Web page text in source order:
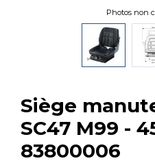
Siège
SC47 M99 -
83800006
Photos non